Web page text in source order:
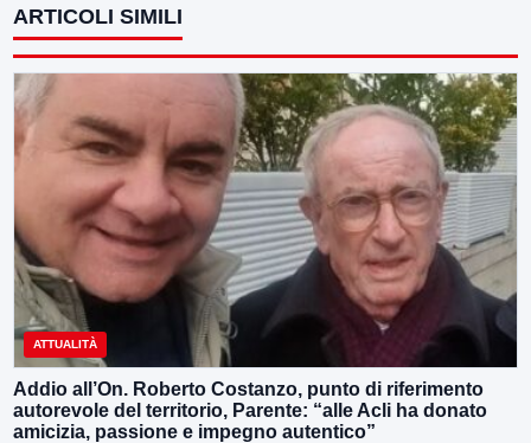
ARTICOLI SIMILI
ATTUALITÀ
Addio all’On. Roberto Costanzo, punto di riferimento
autorevole del territorio, Parente: “alle Acli ha donato
amicizia, passione e impegno autentico”